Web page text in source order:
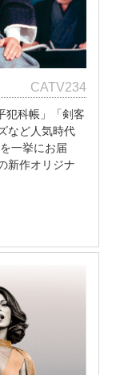
CATV234
犯科帳」「剣客
など人気時代
一挙にお届
新作オリジナ